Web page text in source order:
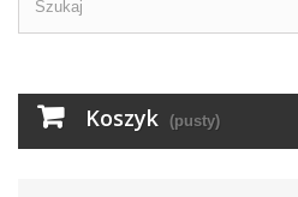
Koszyk (pusty)